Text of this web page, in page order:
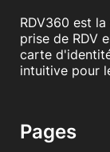
RDV360 est
prise de RDV
carte
intuitive pour
Pages